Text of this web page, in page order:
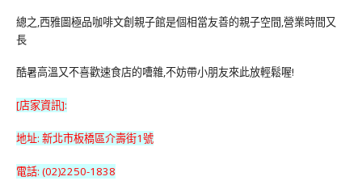
總之,西雅圖極品咖啡文創親子館是個相當友善的親子空間,營業時間又
長
酷暑高溫又不喜歡速食店的嘈雜,不妨帶小朋友來此放輕鬆喔!
[店家資訊]:
地址: 新北市板橋區介壽街1號
電話: (02)2250-1838